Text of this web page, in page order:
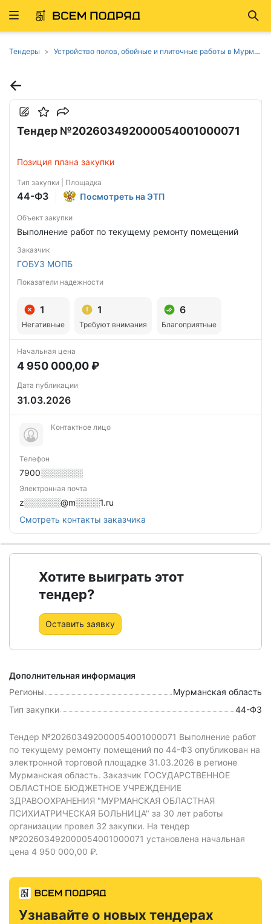
Развернуть
Тендеры Устройство полов, обойные и плиточные работы в Мурманской области
Тендер №202603492000054001000071
Позиция плана закупки
Тип закупки | Площадка
44-ФЗ Посмотреть на ЭТП
Объект закупки
Выполнение работ по текущему ремонту помещений
Заказчик
ГОБУЗ МОПБ
Показатели надежности
1
Негативные
1
Требуют внимания
6
Благоприятные
Начальная цена
4 950 000,00 ₽
Дата публикации
31.03.2026
Контактное лицо
Телефон
7900░░░░░░░
Электронная почта
z░░░░░░@m░░░░1.ru
Смотреть контакты заказчика
Хотите выиграть этот
тендер?
Оставить заявку
Дополнительная информация
Регионы
Мурманская область
Тип закупки
44-ФЗ
Тендер №202603492000054001000071 Выполнение работ
по текущему ремонту помещений по 44-ФЗ опубликован на
электронной торговой площадке 31.03.2026 в регионе
Мурманская область. Заказчик ГОСУДАРСТВЕННОЕ
ОБЛАСТНОЕ БЮДЖЕТНОЕ УЧРЕЖДЕНИЕ
ЗДРАВООХРАНЕНИЯ "МУРМАНСКАЯ ОБЛАСТНАЯ
ПСИХИАТРИЧЕСКАЯ БОЛЬНИЦА" за 30 лет работы
организации провел 32 закупки. На тендер
№202603492000054001000071 установлена начальная
цена 4 950 000,00 ₽.
Узнавайте о новых тендерах